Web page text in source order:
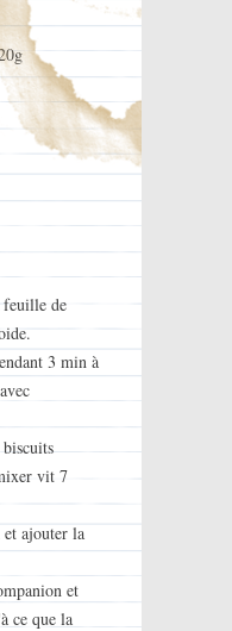
de
3 min à
vit 7
ajouter la
et
ce que la